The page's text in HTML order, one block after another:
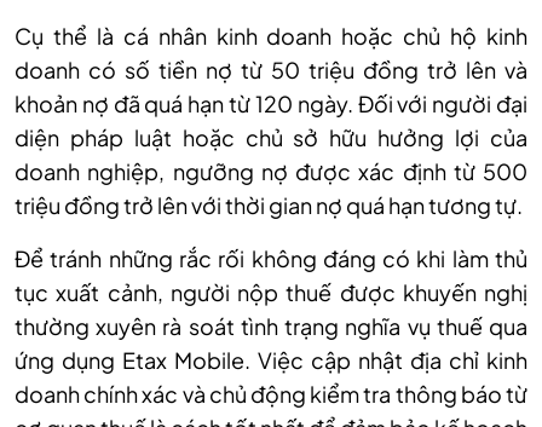
Cụ thể là cá nhân kinh doanh hoặc chủ hộ kinh
doanh có số tiền nợ từ 50 triệu đồng trở lên và
khoản nợ đã quá hạn từ 120 ngày. Đối với người đại
diện pháp luật hoặc chủ sở hữu hưởng lợi của
doanh nghiệp, ngưỡng nợ được xác định từ 500
triệu đồng trở lên với thời gian nợ quá hạn tương tự.
Để tránh những rắc rối không đáng có khi làm thủ
tục xuất cảnh, người nộp thuế được khuyến nghị
thường xuyên rà soát tình trạng nghĩa vụ thuế qua
ứng dụng Etax Mobile. Việc cập nhật địa chỉ kinh
doanh chính xác và chủ động kiểm tra thông báo từ